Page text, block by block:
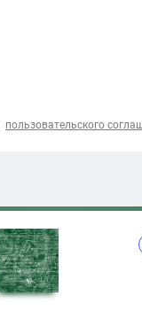
пользовательского